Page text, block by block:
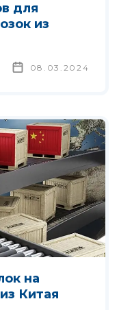
для
из
08.03.2024
на
Китая